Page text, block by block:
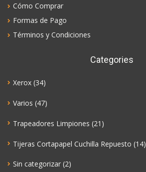
Cómo Comprar
Formas de Pago
Términos y Condiciones
Categories
Xerox (34)
Varios (47)
Trapeadores Limpiones (21)
Tijeras Cortapapel Cuchilla Repuesto (14)
Sin categorizar (2)